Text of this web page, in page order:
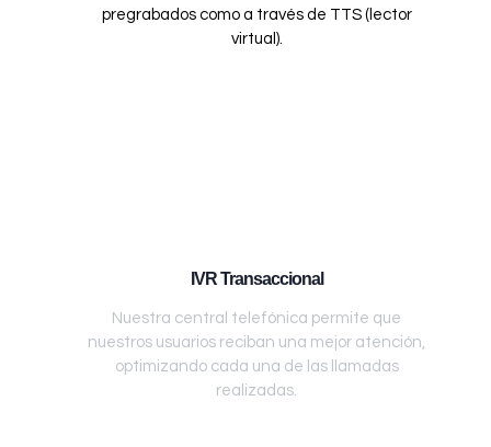
pregrabados como a través de TTS (lector
virtual).
IVR Transaccional
Nuestra central telefónica permite que
nuestros usuarios reciban una mejor atención,
optimizando cada una de las llamadas
realizadas.